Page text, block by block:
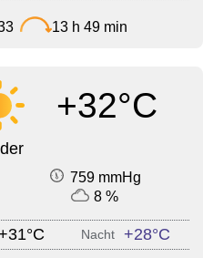
13 h 49 min
+32°C
759 mmHg
8 %
Nacht +28°C